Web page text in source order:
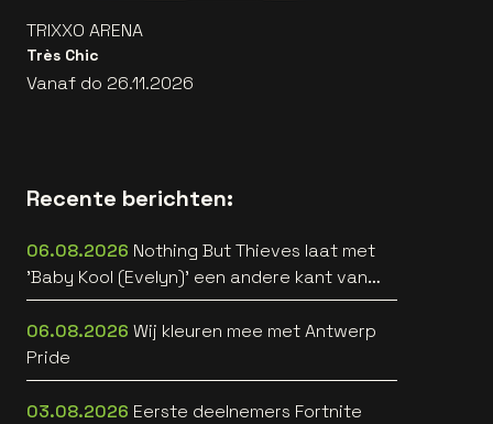
TRIXXO ARENA
Très Chic
Vanaf do 26.11.2026
Recente berichten:
06.08.2026 Nothing But Thieves laat met
'Baby Kool (Evelyn)' een andere kant van
zich horen [video]
06.08.2026 Wij kleuren mee met Antwerp
Pride
03.08.2026 Eerste deelnemers Fortnite